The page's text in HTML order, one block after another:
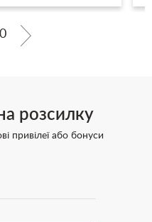
розсилку
привілеї або бонуси